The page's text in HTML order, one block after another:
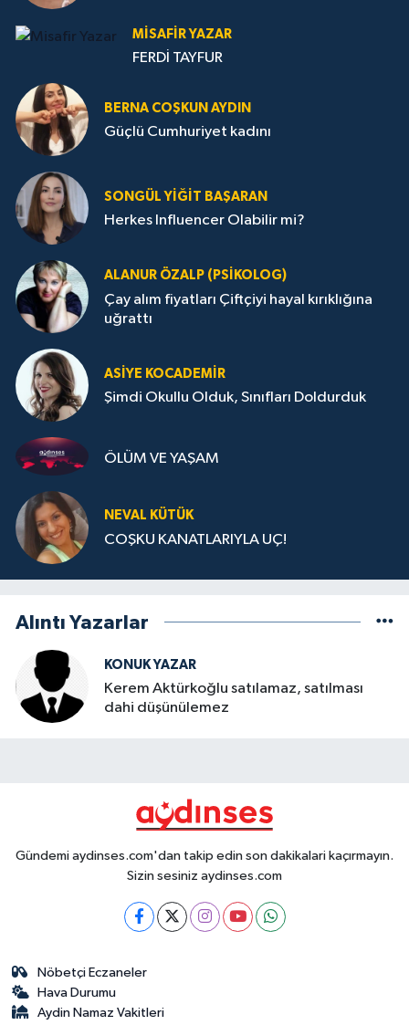
MISAFIR YAZAR
FERDİ TAYFUR
BERNA COŞKUN AYDIN
Güçlü Cumhuriyet kadını
SONGÜL YIĞIT BAŞARAN
Herkes Influencer Olabilir mi?
ALANUR ÖZALP (PSIKOLOG)
Çay alım fiyatları Çiftçiyi hayal kırıklığına
uğrattı
ASIYE KOCADEMİR
Şimdi Okullu Olduk, Sınıfları Doldurduk
ÖLÜM VE YAŞAM
NEVAL KÜTÜK
COŞKU KANATLARIYLA UÇ!
Alıntı Yazarlar
KONUK YAZAR
Kerem Aktürkoğlu satılamaz, satılması
dahi düşünülemez
Gündemi aydinses.com'dan takip edin son dakikalari kaçırmayın.
Sizin sesiniz aydinses.com
Nöbetçi Eczaneler
Hava Durumu
Aydin Namaz Vakitleri